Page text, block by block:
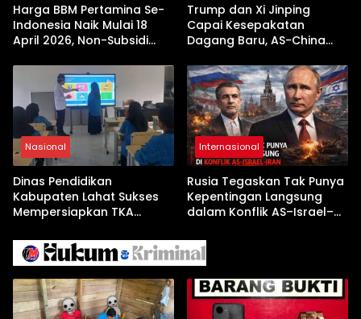
Harga BBM Pertamina Se-
Indonesia Naik Mulai 18
April 2026, Non-Subsidi
Trump dan Xi Jinping
Capai Kesepakatan
Dagang Baru, AS-China
Jelang Kunjungan Beijing
Nasional
Dinas Pendidikan
Kabupaten Lahat Sukses
Mempersiapkan TKA
Pembekalan Latihan Soal
Tanpa Internet
Internasional
Rusia Tegaskan Tak Punya
Kepentingan Langsung
dalam Konflik AS–Israel–